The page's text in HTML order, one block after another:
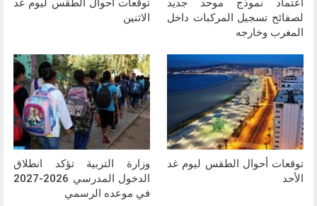
اعتماد نموذج موحد جديد
لصفائح تسجيل المركبات داخل
المغرب وخارجه
توقعات أحوال الطقس ليوم غد
الاثنين
توقعات أحوال الطقس ليوم غد
الأحد
وزارة التربية تؤكد انطلاق
الدخول المدرسي 2026-2027
في موعده الرسمي